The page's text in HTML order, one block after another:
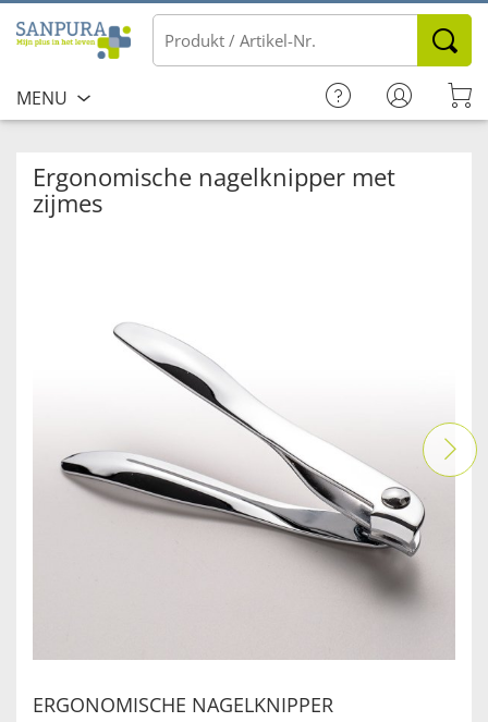
MENU
Ergonomische nagelknipper met
zijmes
ERGONOMISCHE NAGELKNIPPER